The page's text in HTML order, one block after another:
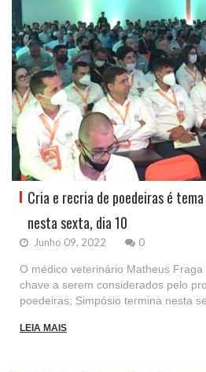
Cria e recria de poedeiras é
nesta sexta, dia 10
Junho 09, 2022 0
O médico veterinário Matheus
chave a serem considerados pelo
poedeiras; Simpósio termina nesta
LEIA MAIS